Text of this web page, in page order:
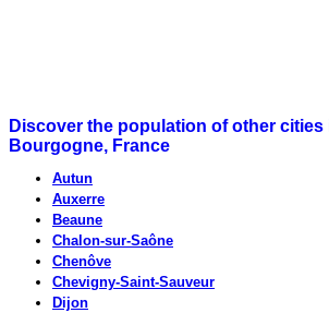
Discover the population of other cities
Bourgogne, France
Autun
Auxerre
Beaune
Chalon-sur-Saône
Chenôve
Chevigny-Saint-Sauveur
Dijon